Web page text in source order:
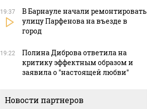
19:37
В Барнауле начали ремонтировать
улицу Парфенова на въезде в
город
19:22
Полина Диброва ответила на
критику эффектным образом и
заявила о "настоящей любви"
Новости партнеров